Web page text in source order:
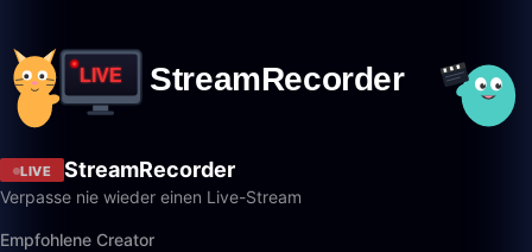
LIVE StreamRecorder
Verpasse nie wieder einen Live-Stream
Empfohlene Creator